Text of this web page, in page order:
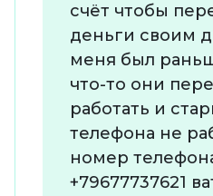
счёт чтобы
деньги своим
меня был
что-то они
работать и
телефона не
номер
+79677737621